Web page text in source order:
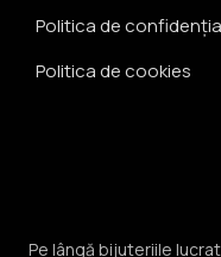
Politica de
Politica de cookies
Pe lângă bijuteriile